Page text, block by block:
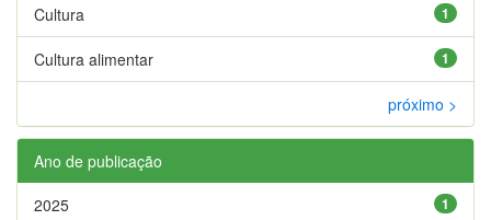
1
Cultura
1
Cultura alimentar
próximo >
Ano de publicação
1
2025